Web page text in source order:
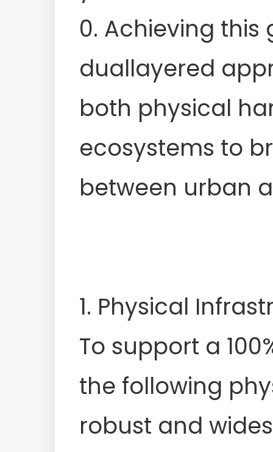
0. Achieving this
duallayered
both physical
ecosystems to
between urban
1. Physical
To support a
the following
robust and